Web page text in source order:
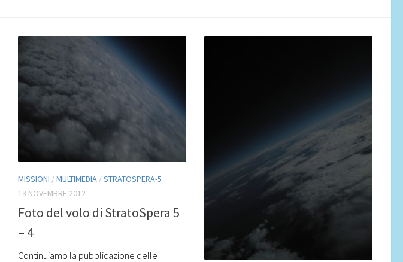
MISSIONI /MULTIMEDIA /STRATOSPERA-5
13 NOVEMBRE 2012
Foto del volo di StratoSpera 5
– 4
Continuiamo la pubblicazione delle